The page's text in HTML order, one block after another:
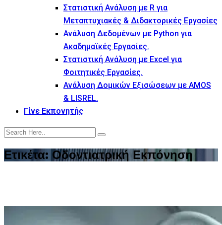
Στατιστική Ανάλυση με R για
Μεταπτυχιακές & Διδακτορικές Εργασίες
Ανάλυση Δεδομένων με Python για
Ακαδημαϊκές Εργασίες.
Στατιστική Ανάλυση με Excel για
Φοιτητικές Εργασίες.
Ανάλυση Δομικών Εξισώσεων με AMOS
& LISREL.
Γίνε Εκπονητής
Ετικέτα: Οδοντιατρική Εκπόνηση